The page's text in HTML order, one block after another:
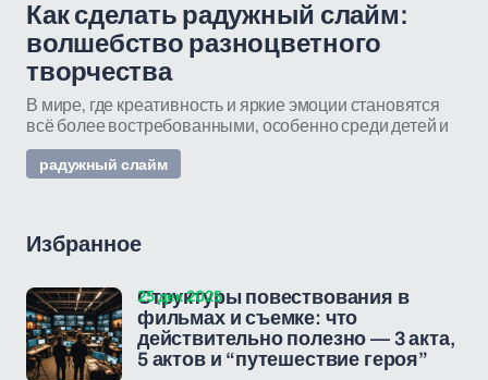
Как сделать радужный слайм:
волшебство разноцветного
творчества
В мире, где креативность и яркие эмоции становятся
всё более востребованными, особенно среди детей и
радужный слайм
Избранное
Структуры повествования в
фильмах и съемке: что
действительно полезно — 3 акта,
5 актов и “путешествие героя”
25 дек 2025